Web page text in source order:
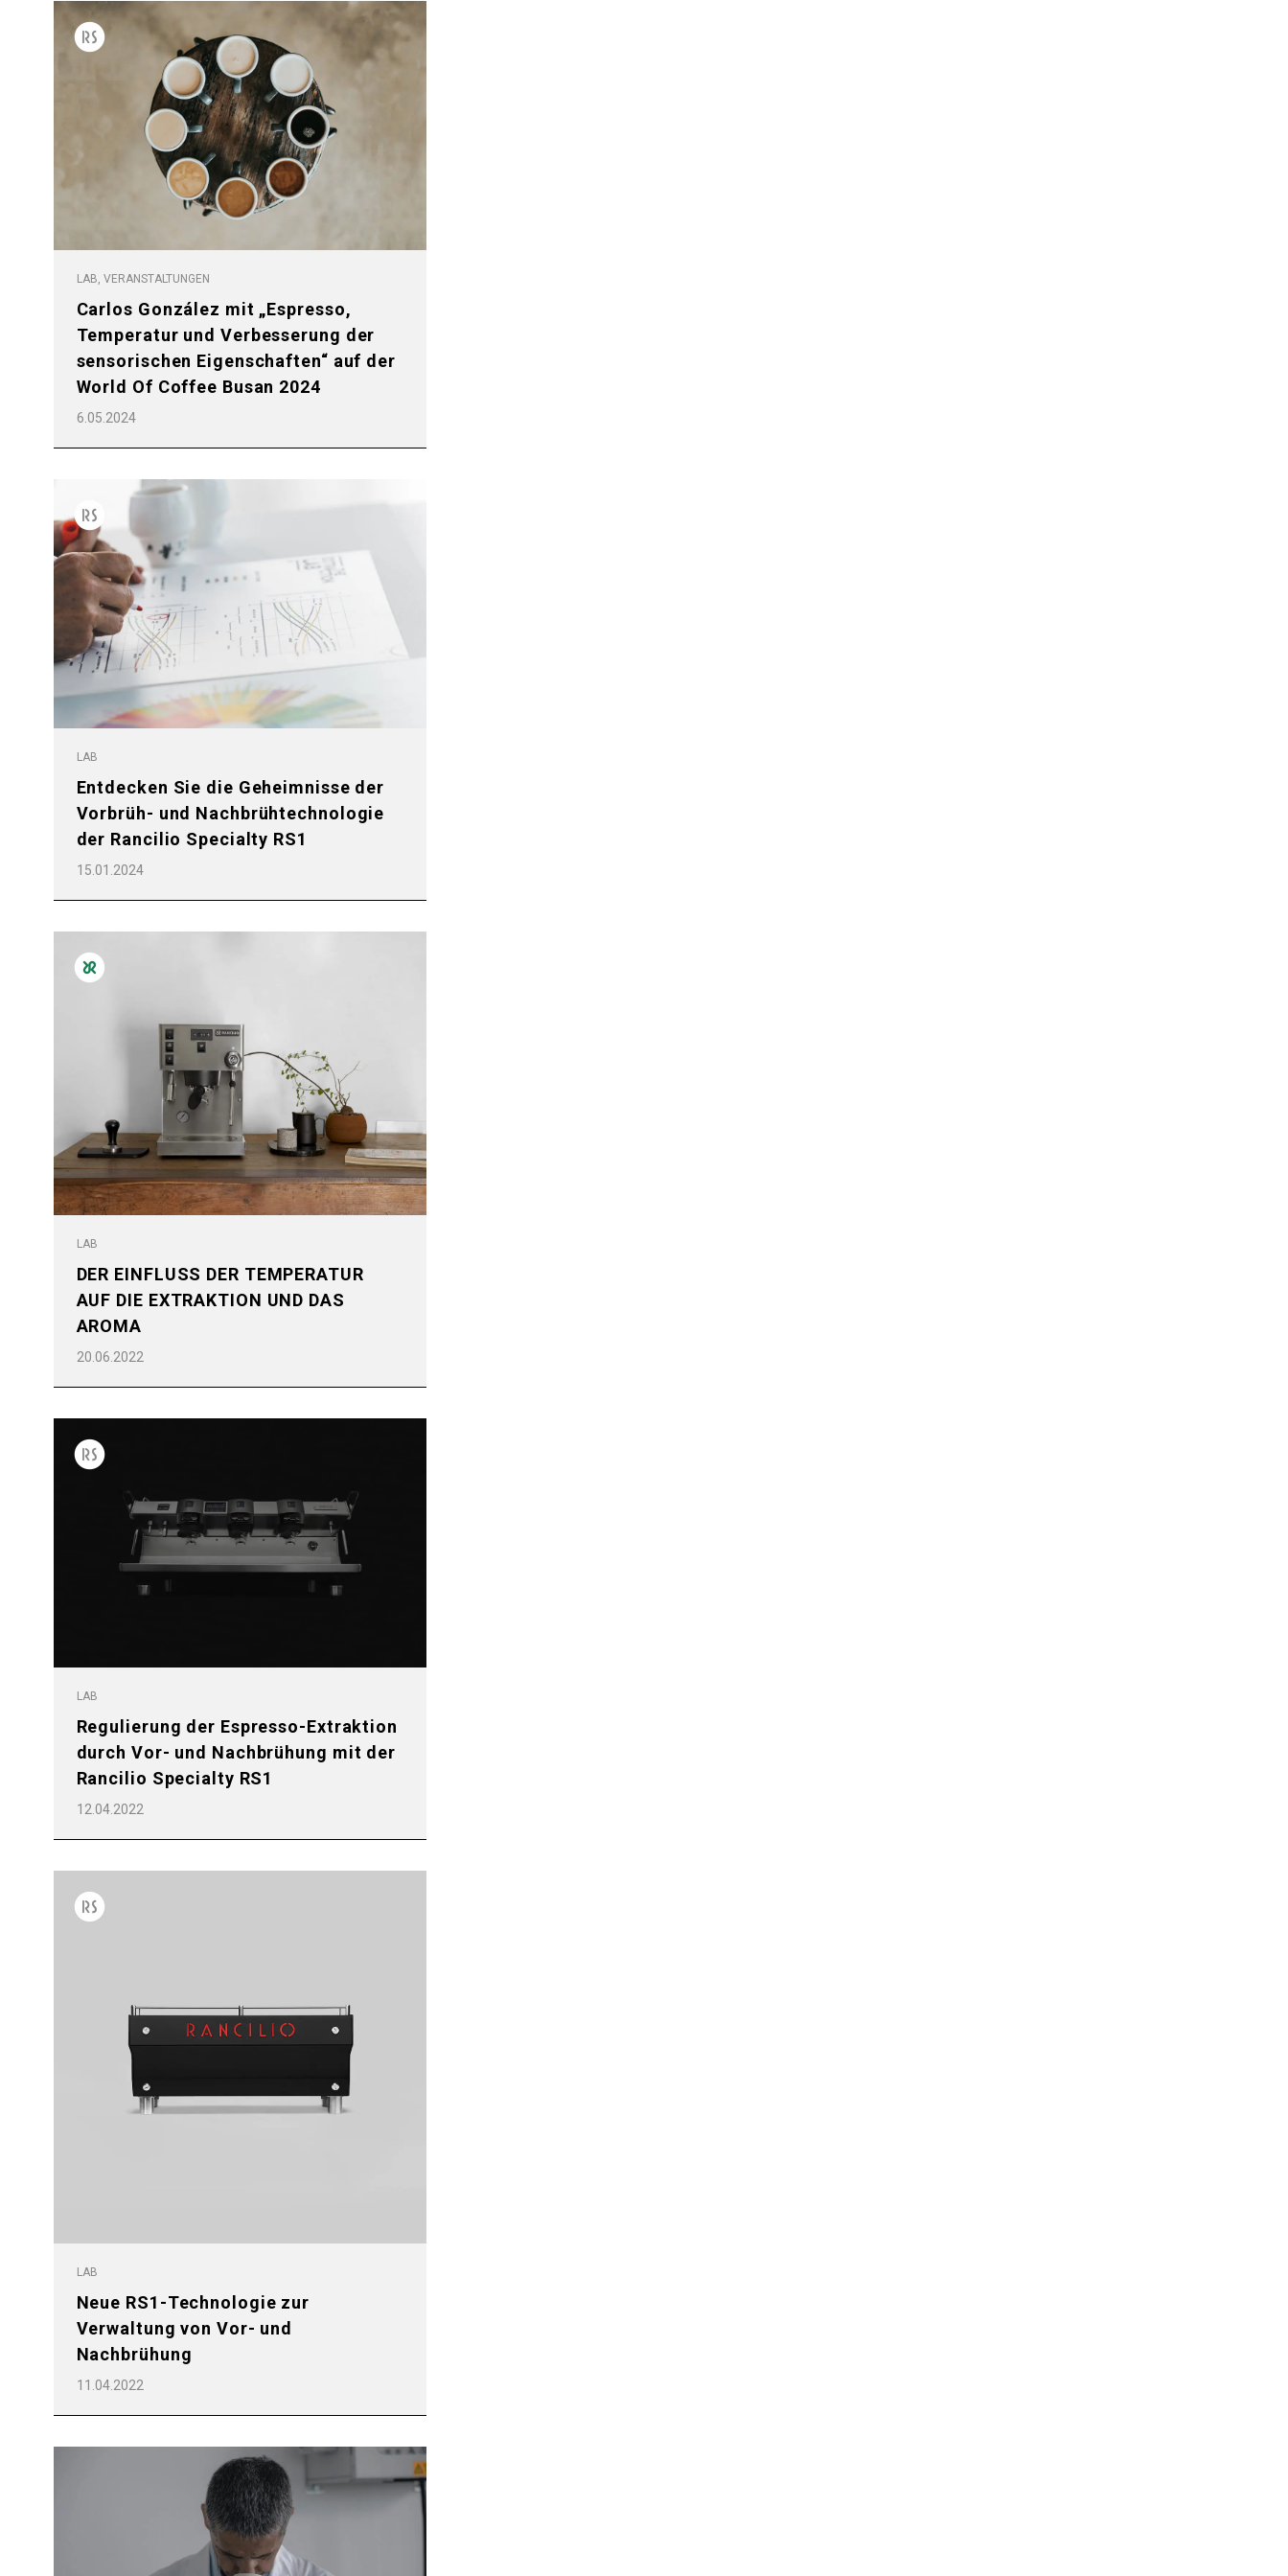
LAB, VERANSTALTUNGEN
Carlos González mit „Espresso,
Temperatur und Verbesserung der
sensorischen Eigenschaften“ auf der
World Of Coffee Busan 2024
6.05.2024
LAB
Entdecken Sie die Geheimnisse der
Vorbrüh- und Nachbrühtechnologie
der Rancilio Specialty RS1
15.01.2024
LAB
DER EINFLUSS DER TEMPERATUR
AUF DIE EXTRAKTION UND DAS
AROMA
20.06.2022
LAB
Regulierung der Espresso-Extraktion
durch Vor- und Nachbrühung mit der
Rancilio Specialty RS1
12.04.2022
LAB
Neue RS1-Technologie zur
Verwaltung von Vor- und
Nachbrühung
11.04.2022
Alle
Follow Us